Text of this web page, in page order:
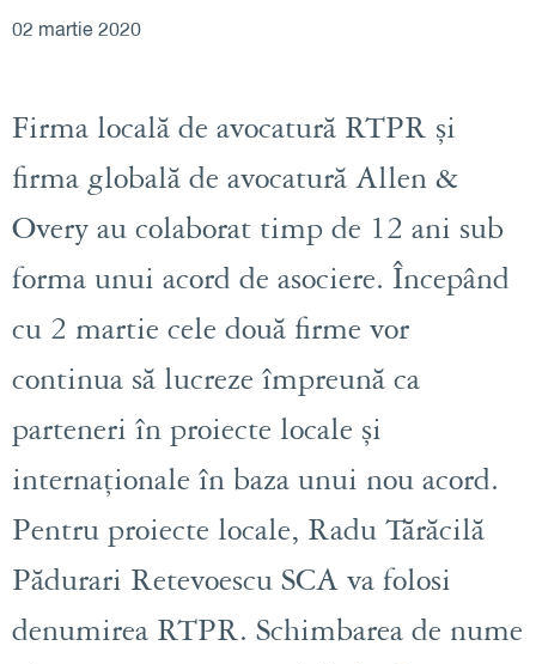
02 martie 2020
Firma locală de avocatură RTPR și
firma globală de avocatură Allen &
Overy au colaborat timp de 12 ani sub
forma unui acord de asociere. Începând
cu 2 martie cele două firme vor
continua să lucreze împreună ca
parteneri în proiecte locale și
internaționale în baza unui nou acord.
Pentru proiecte locale, Radu Tărăcilă
Pădurari Retevoescu SCA va folosi
denumirea RTPR. Schimbarea de nume